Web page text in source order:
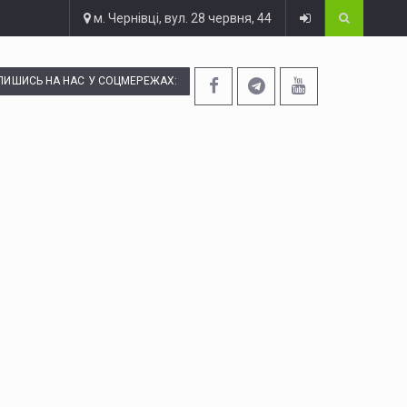
м. Чернівці, вул. 28 червня, 44
НА НАС У СОЦМЕРЕЖАХ: